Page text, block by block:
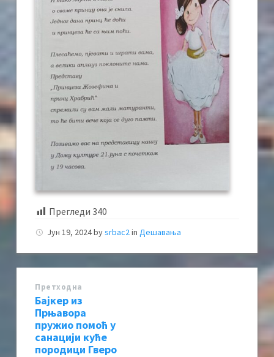
Прегледи 340
Јун 19, 2024bysrbac2in Дешавања
Претходна
Бајкер из
Прњавора
пружио помоћ у
санацији куће
породици Гверо